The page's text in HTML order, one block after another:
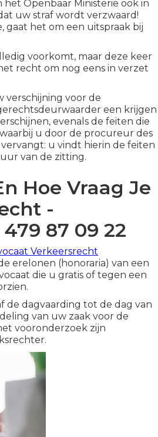
Openbaar Ministerie ook in
uw straf wordt verzwaard!
gaat het om een uitspraak bij
voorkomt, maar deze keer
recht om nog eens in verzet
verschijning voor de
een krijgen
evenals de feiten die
u door de procureur des
u vindt hierin de feiten
van de zitting.
Hoe Vraag Je
-
87 09 22
Verkeersrecht
erelonen (honoraria) van een
die u gratis of tegen een
de dagvaarding tot de dag van
van uw zaak voor de
vooronderzoek zijn